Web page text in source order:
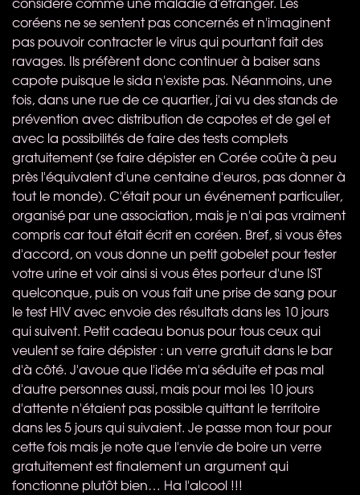
coréens ne se sentent pas concernés et n'imaginent
pas pouvoir contracter le virus qui pourtant fait des
ravages. Ils préfèrent donc continuer à baiser sans
capote puisque le sida n'existe pas. Néanmoins, une
fois, dans une rue de ce quartier, j'ai vu des stands de
prévention avec distribution de capotes et de gel et
avec la possibilités de faire des tests complets
gratuitement (se faire dépister en Corée coûte à peu
près l'équivalent d'une centaine d'euros, pas donner à
tout le monde). C'était pour un événement particulier,
organisé par une association, mais je n'ai pas vraiment
compris car tout était écrit en coréen. Bref, si vous êtes
d'accord, on vous donne un petit gobelet pour tester
votre urine et voir ainsi si vous êtes porteur d'une IST
quelconque, puis on vous fait une prise de sang pour
le testHIVavec envoie des résultats dans les 10 jours
qui suivent. Petit cadeau bonus pour tous ceux qui
veulent se faire dépister : un verre gratuit dans le bar
d'à côté. J'avoue que l'idée m'a séduite et pas mal
d'autre personnes aussi, mais pour moi les 10 jours
d'attente n'étaient pas possible quittant le territoire
dans les 5 jours qui suivaient. Je passe mon tour pour
cette fois mais je note que l'envie de boire un verre
gratuitement est finalement un argument qui
fonctionne plutôt bien… Ha l'alcool !!!